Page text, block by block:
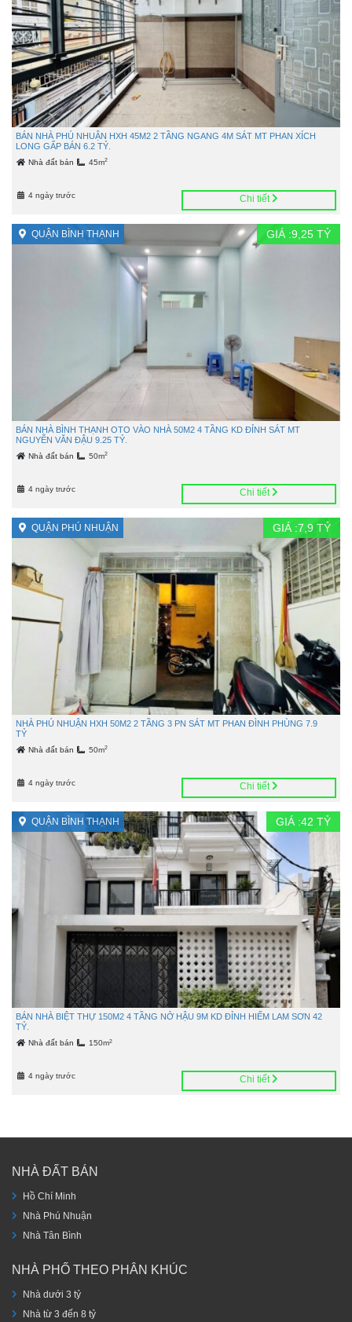
BÁN NHÀ PHÚ NHUẬN HXH 45M2 2 TẦNG NGANG 4M SÁT MT PHAN XÍCH
LONG GẤP BÁN 6.2 TỶ.
Nhà đất bán 45m2
4 ngày trước Chi tiết
QUẬN BÌNH THẠNH GIÁ :9,25 TỶ
BÁN NHÀ BÌNH THẠNH OTO VÀO NHÀ 50M2 4 TẦNG KD ĐỈNH SÁT MT
NGUYỄN VĂN ĐẬU 9.25 TỶ.
Nhà đất bán 50m2
4 ngày trước Chi tiết
QUẬN PHÚ NHUẬN GIÁ :7,9 TỶ
NHÀ PHÚ NHUẬN HXH 50M2 2 TẦNG 3 PN SÁT MT PHAN ĐÌNH PHÙNG 7.9
TỶ
Nhà đất bán 50m2
4 ngày trước Chi tiết
QUẬN BÌNH THẠNH GIÁ :42 TỶ
BÁN NHÀ BIỆT THỰ 150M2 4 TẦNG NỞ HẬU 9M KD ĐỈNH HIẾM LAM SƠN 42
TỶ.
Nhà đất bán 150m2
4 ngày trước Chi tiết
NHÀ ĐẤT BÁN
Hồ Chí Minh
Nhà Phú Nhuận
Nhà Tân Bình
NHÀ PHỐ THEO PHÂN KHÚC
Nhà dưới 3 tỷ
Nhà từ 3 đến 8 tỷ